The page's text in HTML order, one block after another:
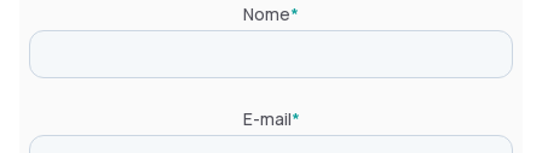
Nome*
E-mail*